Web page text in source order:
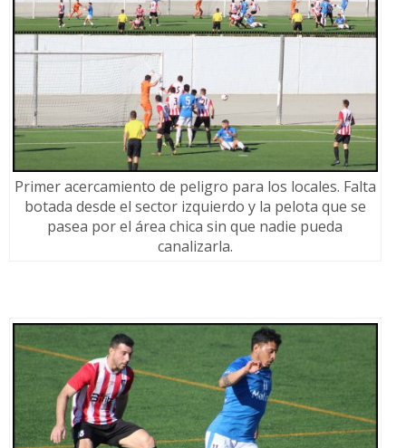
Primer acercamiento de peligro para los locales. Falta
botada desde el sector izquierdo y la pelota que se
pasea por el área chica sin que nadie pueda
canalizarla.